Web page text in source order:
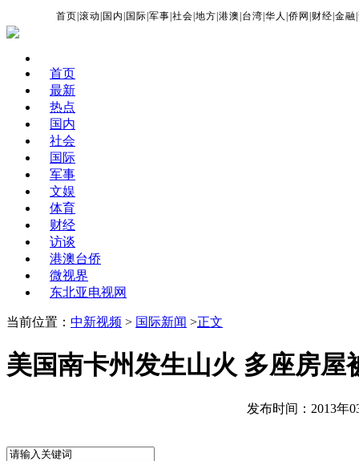
首页 |滚动 国内 国际 |军事 |社会 |地方 |港澳 台湾 |华人 |侨网 财经 |金融 |
首页
最新
热点
国内
社会
国际
军事
文娱
体育
财经
访谈
港澳台侨
微视界
东北亚电视网
当前位置： 中新视频 > 国际新闻 >正文
美国南卡州发生山火 多座房屋
发布时间：2013年